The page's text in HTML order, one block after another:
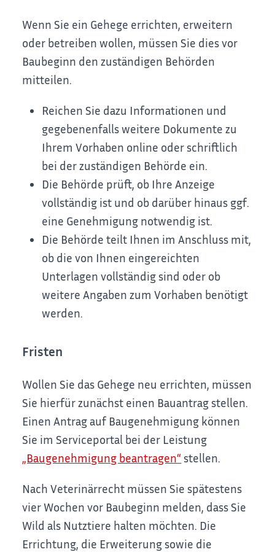
Wenn Sie ein Gehege errichten, erweitern
oder betreiben wollen, müssen Sie dies vor
Baubeginn den zuständigen Behörden
mitteilen.
Reichen Sie dazu Informationen und
gegebenenfalls weitere Dokumente zu
Ihrem Vorhaben online oder schriftlich
bei der zuständigen Behörde ein.
Die Behörde prüft, ob Ihre Anzeige
vollständig ist und ob darüber hinaus ggf.
eine Genehmigung notwendig ist.
Die Behörde teilt Ihnen im Anschluss mit,
ob die von Ihnen eingereichten
Unterlagen vollständig sind oder ob
weitere Angaben zum Vorhaben benötigt
werden.
Fristen
Wollen Sie das Gehege neu errichten, müssen
Sie hierfür zunächst einen Bauantrag stellen.
Einen Antrag auf Baugenehmigung können
Sie im Serviceportal bei der Leistung
„Baugenehmigung beantragen“ stellen.
Nach Veterinärrecht müssen Sie spätestens
vier Wochen vor Baubeginn melden, dass Sie
Wild als Nutztiere halten möchten. Die
Errichtung, die Erweiterung sowie die